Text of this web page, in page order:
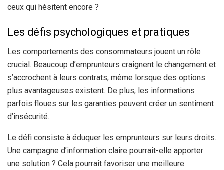
ceux qui hésitent encore ?
Les défis psychologiques et pratiques
Les comportements des consommateurs jouent un rôle
crucial. Beaucoup d’emprunteurs craignent le changement et
s’accrochent à leurs contrats, même lorsque des options
plus avantageuses existent. De plus, les informations
parfois floues sur les garanties peuvent créer un sentiment
d’insécurité.
Le défi consiste à éduquer les emprunteurs sur leurs droits.
Une campagne d’information claire pourrait-elle apporter
une solution ? Cela pourrait favoriser une meilleure